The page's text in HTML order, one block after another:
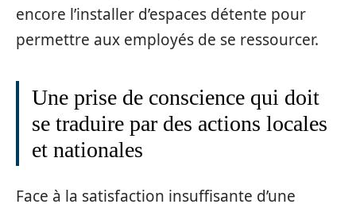
encore l’installer d’espaces détente pour
permettre aux employés de se ressourcer.
Une prise de conscience qui doit
se traduire par des actions locales
et nationales
Face à la satisfaction insuffisante d’une